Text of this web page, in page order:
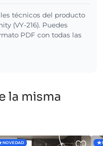
técnicos del producto
(VY-216). Puedes
PDF con todas las
la misma
NOVEDAD